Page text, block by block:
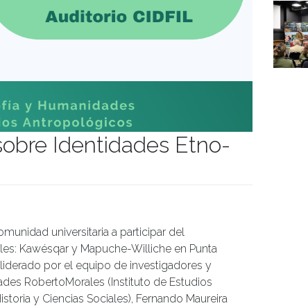
Identidades Etno-
universitaria a participar del
Kawésqar y Mapuche-Williche en Punta
por el equipo de investigadores y
RobertoMorales (Instituto de Estudios
y Ciencias Sociales), Fernando Maureira